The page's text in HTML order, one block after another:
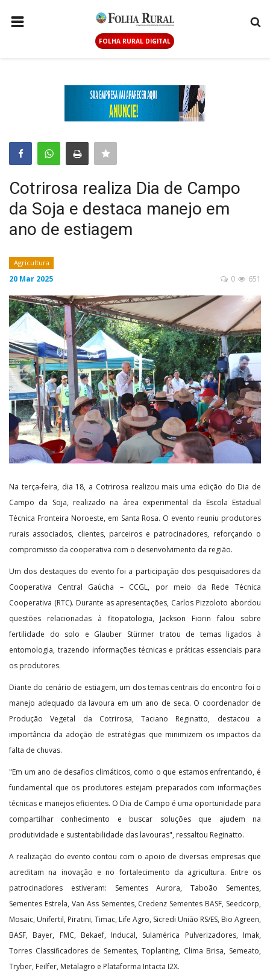
FOLHA RURAL DIGITAL
GERAL
CONTATO
LOGIN
CADASTRAR
Cotrirosa realiza Dia de Campo
da Soja e destaca manejo em
ano de estiagem
Agricultura
20 Mar 2025 651
0
Na terça-feira, dia 18, a Cotrirosa realizou mais uma edição do Dia de
Campo da Soja, realizado na área experimental da Escola Estadual
Técnica Fronteira Noroeste, em Santa Rosa. O evento reuniu produtores
rurais associados, clientes, parceiros e patrocinadores, reforçando o
compromisso da cooperativa com o desenvolvimento da região.
Um dos destaques do evento foi a participação dos pesquisadores da
Cooperativa Central Gaúcha – CCGL, por meio da Rede Técnica
Cooperativa (RTC). Durante as apresentações, Carlos Pizzoloto abordou
questões relacionadas à fitopatologia, Jackson Fiorin falou sobre
fertilidade do solo e Glauber Stürmer tratou de temas ligados à
entomologia, trazendo informações técnicas e práticas essenciais para
os produtores.
Diante do cenário de estiagem, um dos temas centrais do encontro foi o
manejo adequado da lavoura em um ano de seca. O coordenador de
Produção Vegetal da Cotrirosa, Taciano Reginatto, destacou a
importância da adoção de estratégias que minimizem os impactos da
falta de chuvas.
"Em um ano de desafios climáticos, como o que estamos enfrentando, é
fundamental que os produtores estejam preparados com informações
técnicas e manejos eficientes. O Dia de Campo é uma oportunidade para
compartilhar conhecimento e buscar soluções que ajudem na
produtividade e sustentabilidade das lavouras", ressaltou Reginatto.
A realização do evento contou com o apoio de diversas empresas que
acreditam na inovação e no fortalecimento da agricultura. Entre os
patrocinadores estiveram: Sementes Aurora, Taboão Sementes,
Sementes Estrela, Van Ass Sementes, Credenz Sementes BASF, Seedcorp,
Mosaic, Unifertil, Piratini, Timac, Life Agro, Sicredi União RS/ES, Bio Agreen,
BASF, Bayer, FMC, Bekaef, Inducal, Sulamérica Pulverizadores, Imak,
Torres Classificadores de Sementes, Toplanting, Clima Brisa, Semeato,
Tryber, Feilfer, Metalagro e Plataforma Intacta I2X.